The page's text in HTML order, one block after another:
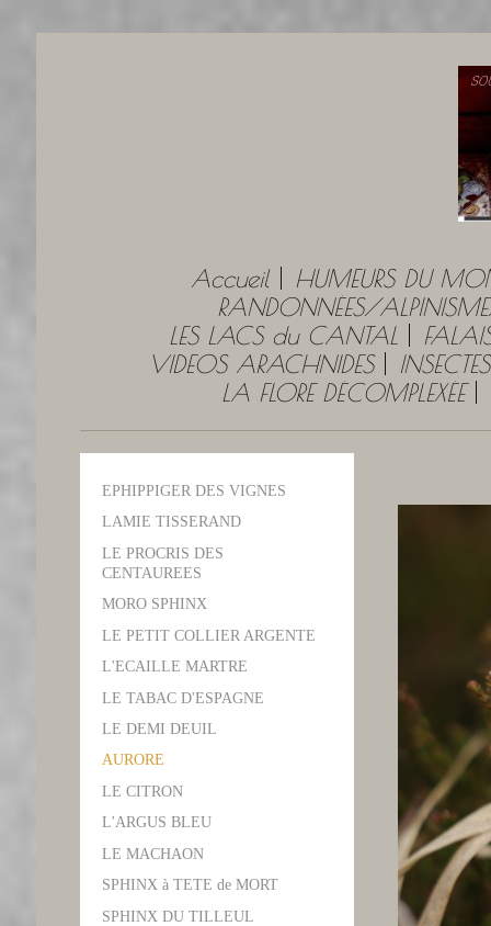
Accueil
HUMEURS DU
RANDONNÉES/
LES LACS du CANTAL
VIDEOS ARACHNIDES
INSECTES
LA FLORE DÉCOMPLEXÉE
EPHIPPIGER DES VIGNES
LAMIE TISSERAND
LE PROCRIS DES
CENTAUREES
MORO SPHINX
LE PETIT COLLIER ARGENTE
L'ECAILLE MARTRE
LE TABAC D'ESPAGNE
LE DEMI DEUIL
AURORE
LE CITRON
L'ARGUS BLEU
LE MACHAON
SPHINX à TETE de MORT
SPHINX DU TILLEUL